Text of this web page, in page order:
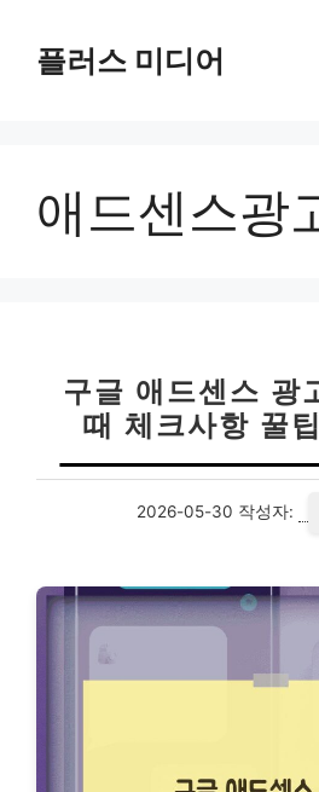
플러스 미디어
애드센스광
구글 애드센스 광
때 체크사항 꿀
2026-05-30 작성자: